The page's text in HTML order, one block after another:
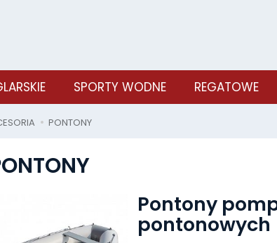
SPORTY WODNE REGATOWE
PONTONY
Pontony
pontonowych